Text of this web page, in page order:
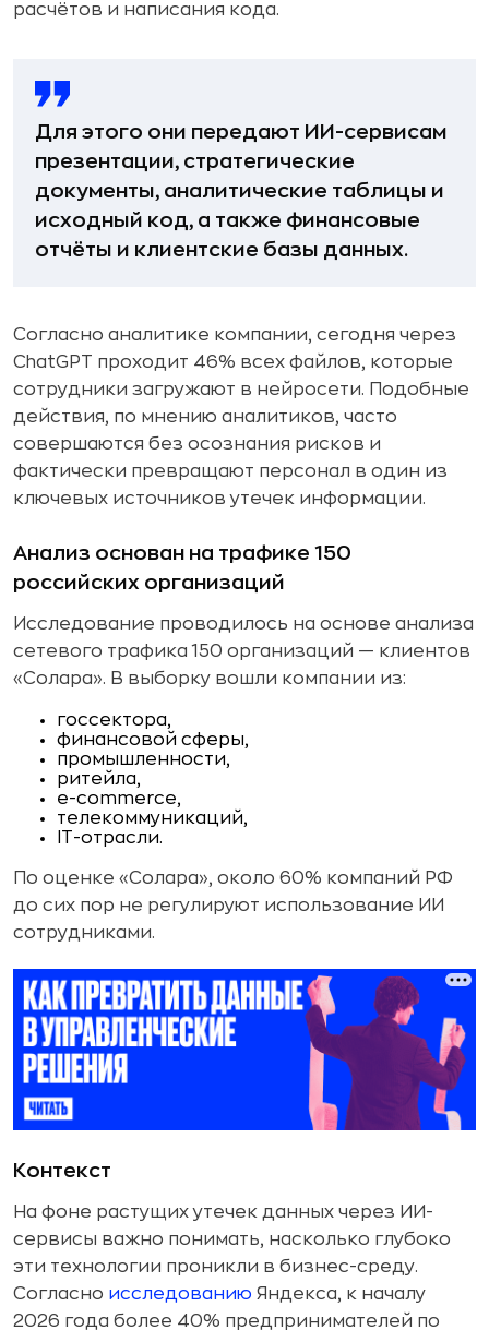
расчётов и написания кода.
Для этого они передают ИИ-сервисам
презентации, стратегические
документы, аналитические таблицы и
исходный код, а также финансовые
отчёты и клиентские базы данных.
Согласно аналитике компании, сегодня через
ChatGPT проходит 46% всех файлов, которые
сотрудники загружают в нейросети. Подобные
действия, по мнению аналитиков, часто
совершаются без осознания рисков и
фактически превращают персонал в один из
ключевых источников утечек информации.
Анализ основан на трафике 150
российских организаций
Исследование проводилось на основе анализа
сетевого трафика 150 организаций — клиентов
«Солара». В выборку вошли компании из:
госсектора,
финансовой сферы,
промышленности,
ритейла,
e-commerce,
телекоммуникаций,
IT-отрасли.
По оценке «Солара», около 60% компаний РФ
до сих пор не регулируют использование ИИ
сотрудниками.
Контекст
На фоне растущих утечек данных через ИИ-
сервисы важно понимать, насколько глубоко
эти технологии проникли в бизнес-среду.
Согласно исследованию Яндекса, к началу
2026 года более 40% предпринимателей по